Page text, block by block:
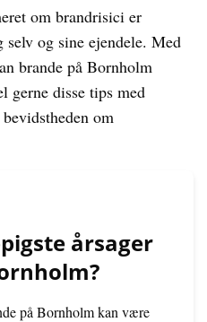
om brandrisici er
og sine ejendele. Med
brande på Bornholm
gerne disse tips med
om
årsager
på Bornholm kan være